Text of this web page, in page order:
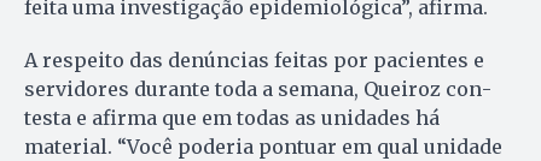
feita uma investigação epidemiológica”, afirma.
A respeito das denúncias feitas por pacientes e
servidores du­ran­te toda a semana, Queiroz con­
testa e afirma que em todas as uni­dades há
material. “Você po­deria pontuar em qual unidade